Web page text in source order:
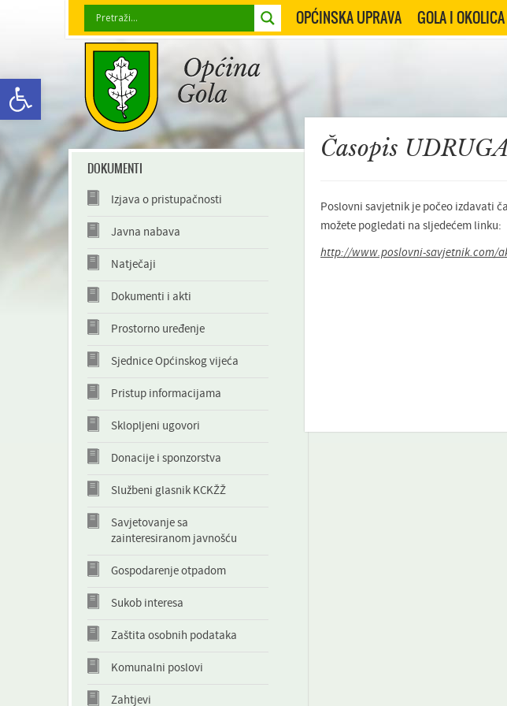
Open toolbar
OPĆINSKA UPRAVA GOLA I OKOLICA
DOKUMENTI
Izjava o pristupačnosti
Javna nabava
Natječaji
Dokumenti i akti
Prostorno uređenje
Sjednice Općinskog vijeća
Pristup informacijama
Sklopljeni ugovori
Donacije i sponzorstva
Službeni glasnik KCKŽŽ
Savjetovanje sa
zainteresiranom javnošću
Gospodarenje otpadom
Sukob interesa
Zaštita osobnih podataka
Komunalni poslovi
Zahtjevi
Časopis
Poslovni savjetnik je počeo izdavati
možete pogledati na sljedećem linku:
http://www.poslovni-savjetnik.com/